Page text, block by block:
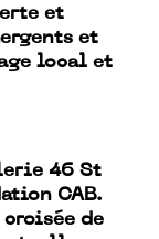
et
et
local et
46 St
CAB.
de